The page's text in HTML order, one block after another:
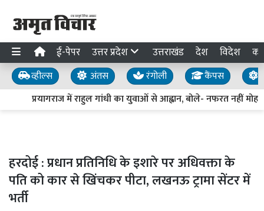
ई-पेपर उत्तर प्रदेश उत्तराखंड देश विदेश
व्हील्स अंतस रंगोली कैंपस
प्रयागराज में राहुल गांधी का युवाओं से आह्वान, बोले- नफरत नहीं
हरदोई : प्रधान प्रतिनिधि के इशारे पर अधिवक्ता के
पति को कार से खिंचकर पीटा, लखनऊ ट्रामा सेंटर में
भर्ती